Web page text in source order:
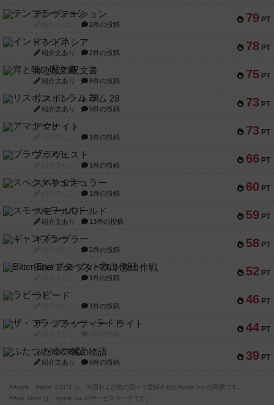
79 PT
テンプテーション
2件の投稿
78 PT
インドネシア
紹介文あり 2件の投稿
75 PT
宵と暁の呪文書
紹介文あり 8件の投稿
73 PT
リスボン・トラム 28
紹介文あり 9件の投稿
73 PT
アマナイト
1件の投稿
66 PT
ブラヴェスト
1件の投稿
60 PT
スペクタキュラー
1件の投稿
59 PT
スモールワールド
紹介文あり 13件の投稿
58 PT
ギャンブラー
2件の投稿
52 PT
Bitter End ブタペスト救出作戦
1件の投稿
46 PT
ラピード
1件の投稿
44 PT
ザ・フラッフィー・ライト
39 PT
ふたつの城の物語
紹介文あり 6件の投稿
※Apple、Apple のロゴ は、米国および他の国々で登録されたApple Inc.の商標です。
※App Store は、Apple Inc.のサービスマークです。